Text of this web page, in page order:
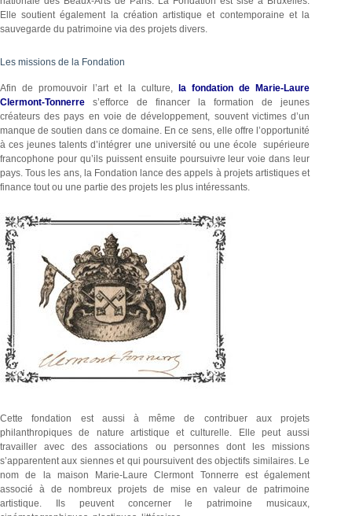
Elle soutient également la création artistique et contemporaine et la
sauvegarde du patrimoine via des projets divers.
Les missions de la Fondation
Afin de promouvoir l’art et la culture,
la fondation de Marie-Laure
Clermont-Tonnerre s’efforce de financer la formation de jeunes
créateurs des pays en voie de développement, souvent victimes d’un
manque de soutien dans ce domaine. En ce sens, elle offre l’opportunité
à ces jeunes talents d’intégrer une université ou une école supérieure
francophone pour qu’ils puissent ensuite poursuivre leur voie dans leur
pays. Tous les ans, la Fondation lance des appels à projets artistiques et
finance tout ou une partie des projets les plus intéressants.
Cette fondation est aussi à même de contribuer aux projets
philanthropiques de nature artistique et culturelle. Elle peut aussi
travailler avec des associations ou personnes dont les missions
s’apparentent aux siennes et qui poursuivent des objectifs similaires. Le
nom de la maison Marie-Laure Clermont Tonnerre est également
associé à de nombreux projets de mise en valeur de patrimoine
artistique. Ils peuvent concerner le patrimoine musicaux,